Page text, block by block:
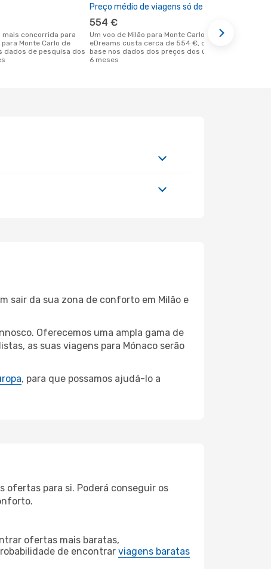
Monte Carlo de
dados de pesquisa dos
Preço médio de viagens só de ida
554 €
Um voo de Milão para Monte Carlo na
eDreams custa cerca de 554 €, com
base nos dados dos preços dos últimos
6 meses
sair da sua zona de conforto em Milão e
Oferecemos uma ampla gama de
as suas viagens para Mónaco serão
, para que possamos ajudá-lo a
ofertas para si. Poderá conseguir os
ofertas mais baratas,
de encontrar viagens baratas